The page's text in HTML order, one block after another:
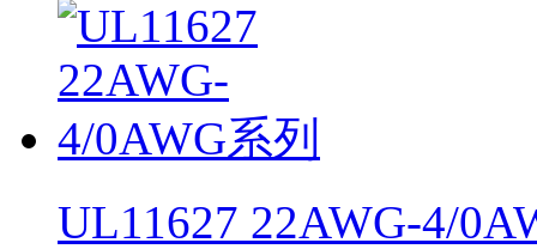
UL11627 22AWG-4/